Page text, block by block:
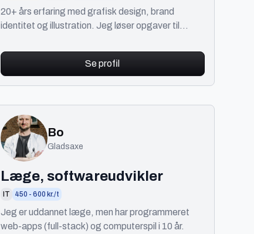
20+ års erfaring med grafisk design, brand
identitet og illustration. Jeg løser opgaver til
miljøer.
Se profil
Bo
Gladsaxe
Læge, softwareudvikler
IT 450 - 600 kr./t
Jeg er uddannet læge, men har programmeret
web-apps (full-stack) og computerspil i 10 år.